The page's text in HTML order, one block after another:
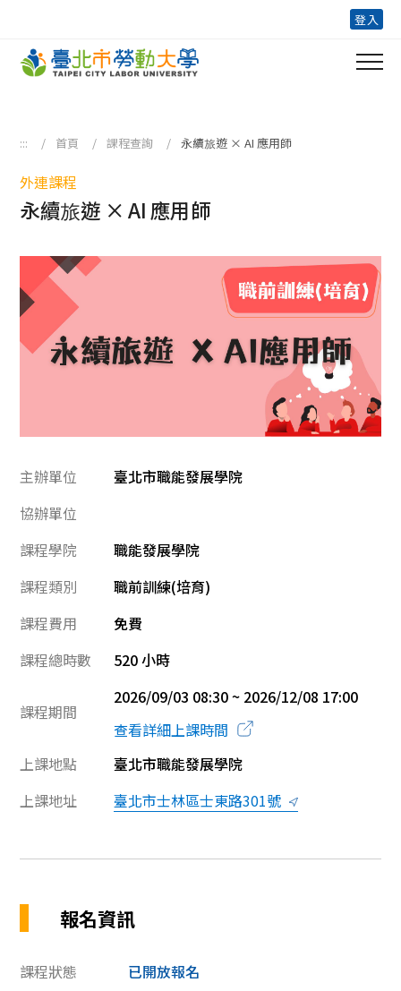
登入
::: 首頁 課程查詢 永續旅遊 × AI 應用師
外連課程
永續旅遊 × AI 應用師
主辦單位
臺北市職能發展學院
協辦單位
課程學院
職能發展學院
課程類別
職前訓練(培育)
課程費用
免費
課程總時數
520 小時
課程期間
2026/09/03 08:30 ~ 2026/12/08 17:00
查看詳細上課時間
上課地點
臺北市職能發展學院
上課地址
臺北市士林區士東路301號
報名資訊
課程狀態 已開放報名